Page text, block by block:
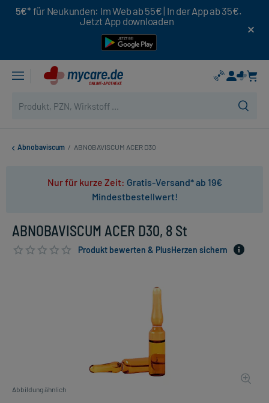
5€* für Neukunden: Im Web ab 55€ | In der App ab 35€.
Jetzt App downloaden
Abnobaviscum / ABNOBAVISCUM ACER D30
Nur für kurze Zeit: Gratis-Versand* ab 19€
Mindestbestellwert!
ABNOBAVISCUM ACER D30, 8 St
Produkt bewerten & PlusHerzen sichern
Abbildung ähnlich